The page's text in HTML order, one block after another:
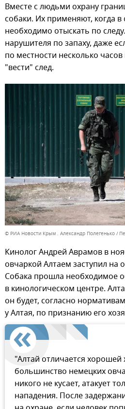
Вместе с людьми охрану
собаки. Их применяют, когда в
необходимо отыскать по
нарушителя по запаху, даже
по местности несколько
"вести" след.
© РИА Новости Крым . Александр Полегенько
Кинолог Андрей Аврамов в
овчаркой Алтаем заступил на
Собака прошла необходимое
в кинологическом центре.
он будет, согласно
у Алтая, по признанию его
"Алтай отличается хорошей
большинство немецких
никого не кусает, атакует
нападения. После